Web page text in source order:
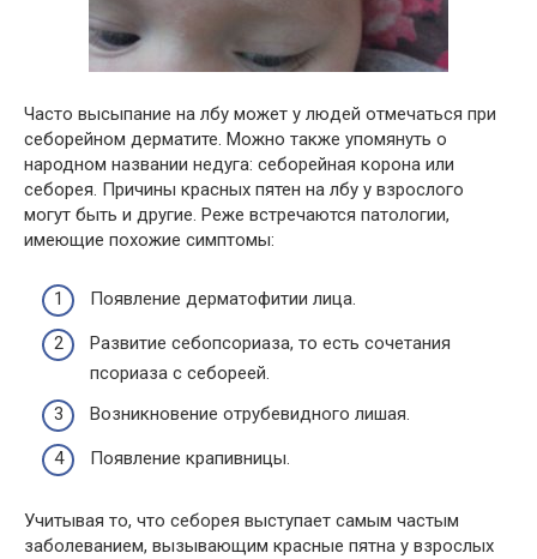
Часто высыпание на лбу может у людей отмечаться при
себорейном дерматите. Можно также упомянуть о
народном названии недуга: себорейная корона или
себорея. Причины красных пятен на лбу у взрослого
могут быть и другие. Реже встречаются патологии,
имеющие похожие симптомы:
Появление дерматофитии лица.
Развитие себопсориаза, то есть сочетания
псориаза с себореей.
Возникновение отрубевидного лишая.
Появление крапивницы.
Учитывая то, что себорея выступает самым частым
заболеванием, вызывающим красные пятна у взрослых